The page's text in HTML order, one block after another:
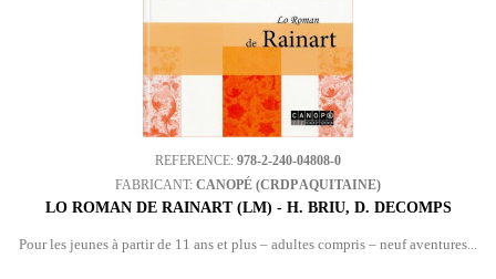
REFERENCE: 978-2-240-04808-0
FABRICANT: CANOPÉ (CRDP AQUITAINE)
LO ROMAN DE RAINART (LM) - H. BRIU, D. DECOMPS
Pour les jeunes à partir de 11 ans et plus – adultes compris – neuf aventures...